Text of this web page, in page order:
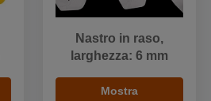
Nastro in raso,
larghezza: 6 mm
Mostra